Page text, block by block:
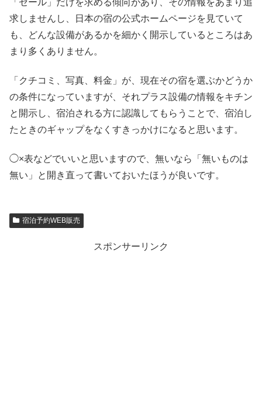
求しませんし、日本の宿の公式ホームページを見ていて
も、どんな設備があるかを細かく開示しているところはあ
まり多くありません。
「クチコミ、写真、料金」が、現在その宿を選ぶかどうか
の条件になっていますが、それプラス設備の情報をキチン
と開示し、宿泊される方に認識してもらうことで、宿泊し
たときのギャップをなくすきっかけになると思います。
◯×表などでいいと思いますので、無いなら「無いものは
無い」と開き直って書いておいたほうが良いです。
宿泊予約WEB販売
スポンサーリンク